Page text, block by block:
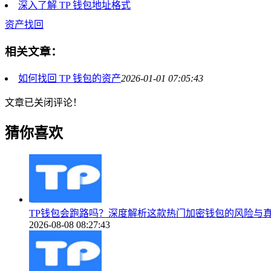
深入了解 TP 钱包地址格式
资产找回
相关文章：
如何找回 TP 钱包的资产2026-01-01 07:05:43
文章已关闭评论！
猜你喜欢
TP钱包会跑路吗？深度解析这款热门加密钱包的风险与
2026-08-08 08:27:43